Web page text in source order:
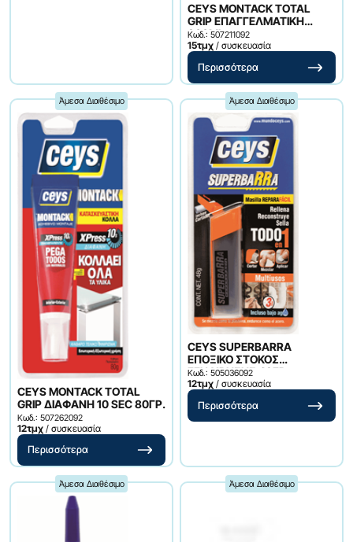
CEYS MONTACK TOTAL
GRIP ΕΠΑΓΓΕΛΜΑΤΙΚΗ
300ML
Κωδ.: 507211092
15τμχ / συσκευασία
Περισσότερα
Άμεσα Διαθέσιμο
CEYS MONTACK TOTAL
GRIP ΔΙΑΦΑΝΗ 10 SEC 80ΓΡ.
Κωδ.: 507262092
12τμχ / συσκευασία
Περισσότερα
Άμεσα Διαθέσιμο
CEYS SUPERBARRA
ΕΠΟΞΙΚΟ ΣΤΟΚΟΣ
ΓΕΝ.ΧΡΗΣΗΣ 48ΓΡ.
Κωδ.: 505036092
12τμχ / συσκευασία
Περισσότερα
Άμεσα Διαθέσιμο Άμεσα Διαθέσιμο